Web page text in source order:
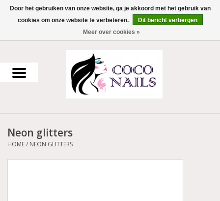
0 Artikelen - €0,00
Uv Gel
Acrylpoeder
Voorbereiding en finish
Neon glitters
HOME/ NEON GLITTERS
Door het gebruiken van onze website, ga je akkoord met het gebruik van
cookies om onze website te verbeteren.
Dit bericht verbergen
Meer over cookies »